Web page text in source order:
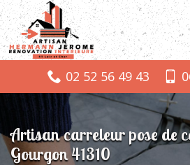
02 52 56 49 43
Artisan carreleur pose de
Gourgon 41310